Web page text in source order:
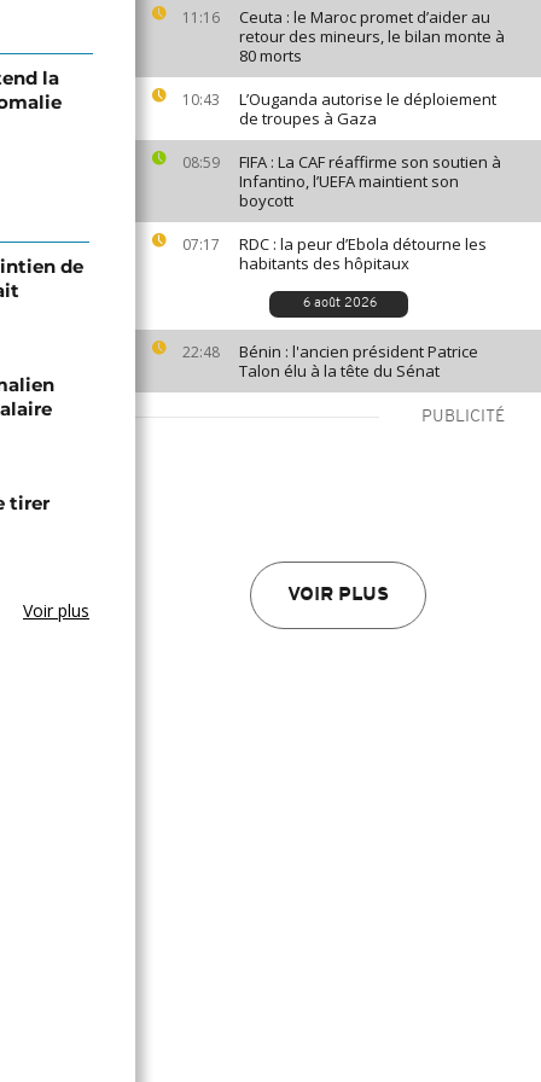
11:16
Ceuta : le Maroc promet d’aider au
retour des mineurs, le bilan monte à
80 morts
10:43
L’Ouganda autorise le déploiement
de troupes à Gaza
08:59
FIFA : La CAF réaffirme son soutien à
Infantino, l’UEFA maintient son
boycott
07:17
RDC : la peur d’Ebola détourne les
habitants des hôpitaux
6 août 2026
22:48
Bénin : l'ancien président Patrice
Talon élu à la tête du Sénat
PUBLICITÉ
VOIR PLUS
la
de
tirer
Voir plus